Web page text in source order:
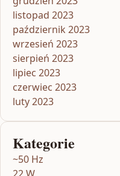
listopad 2023
październik 2023
wrzesień 2023
sierpień 2023
lipiec 2023
czerwiec 2023
luty 2023
Kategorie
~50 Hz